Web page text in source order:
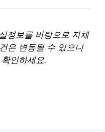
정보를 바탕으로 자체
은 변동될 수 있으니
인하세요.